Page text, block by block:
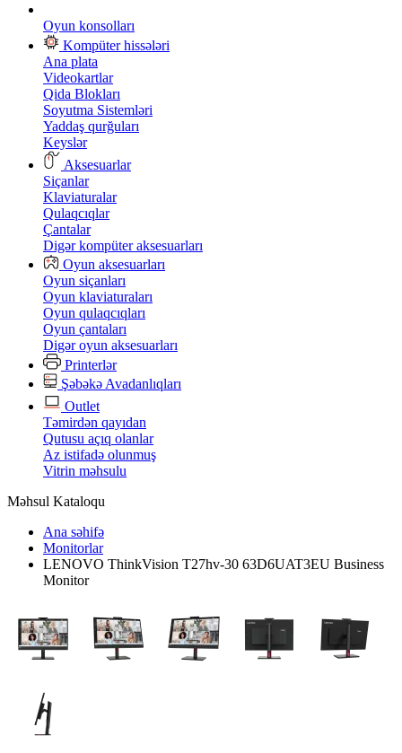
Oyun konsolları
Kompüter hissələri
Ana plata
Videokartlar
Qida Blokları
Soyutma Sistemləri
Yaddaş qurğuları
Keyslər
Aksesuarlar
Siçanlar
Klaviaturalar
Qulaqcıqlar
Çantalar
Digər kompüter aksesuarları
Oyun aksesuarları
Oyun siçanları
Oyun klaviaturaları
Oyun qulaqcıqları
Oyun çantaları
Digər oyun aksesuarları
Printerlər
Şəbəkə Avadanlıqları
Outlet
Təmirdən qayıdan
Qutusu açıq olanlar
Az istifadə olunmuş
Vitrin məhsulu
Məhsul Kataloqu
Ana səhifə
Monitorlar
LENOVO ThinkVision T27hv-30 63D6UAT3EU Business
Monitor